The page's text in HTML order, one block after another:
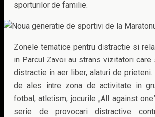
sporturilor de familie.
Zonele tematice pentru distractie si
in Parcul Zavoi au strans vizitatori care
distractie in aer liber, alaturi de prieteni.
de ales intre zona de activitate in
fotbal, atletism, jocurile „All against
serie de provocari distractive